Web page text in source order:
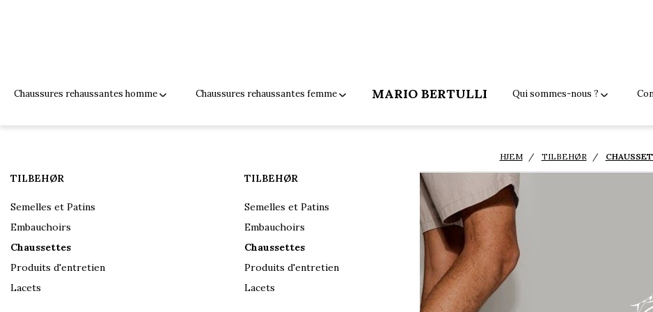
Chaussures rehaussantes homme Chaussures rehaussantes femme MARIO BERTULLI Qui sommes-nous ?
HJEM TILBEHØR
TILBEHØR
Semelles et Patins
Embauchoirs
Chaussettes
Produits d'entretien
Lacets
TILBEHØR
Semelles et Patins
Embauchoirs
Chaussettes
Produits d'entretien
Lacets